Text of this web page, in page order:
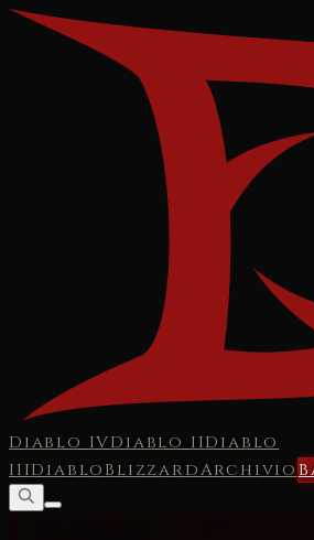
Diablo IVDiablo IIDiablo
IIIDiabloBlizzardArchivio